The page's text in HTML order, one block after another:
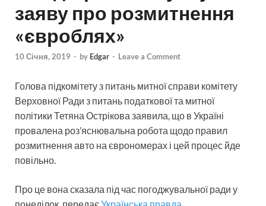
заяву про розмитнення
«євроблях»
10 Січня, 2019 - by Edgar - Leave a Comment
Голова підкомітету з питань митної справи комітету
Верховної Ради з питань податкової та митної
політики Тетяна Острікова заявила, що в Україні
провалена роз’яснювальна робота щодо правил
розмитнення авто на єврономерах і цей процес йде
повільно.
Про це вона сказала під час погоджувальної ради у